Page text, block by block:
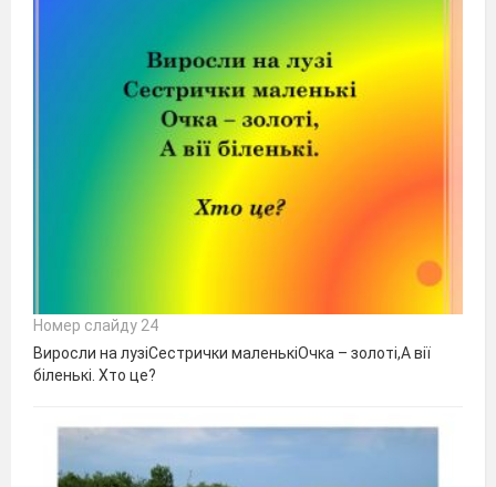
Номер слайду 24
Виросли на лузіСестрички маленькіОчка – золоті,А вії
біленькі. Хто це?